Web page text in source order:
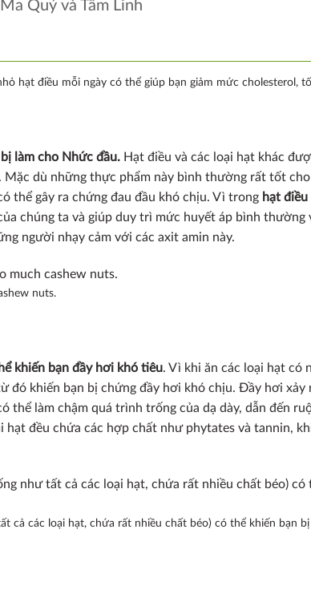
Quỷ và Tâm Linh
hạt điều mỗi ngày có thể giúp bạn giảm mức cholesterol,
làm cho Nhức đầu. Hạt điều và các loại hạt khác
dù những thực phẩm này bình thường rất tốt cho
thể gây ra chứng đau đầu khó chịu. Vì trong hạt
chúng ta và giúp duy trì mức huyết áp bình thường
người nhạy cảm với các axit amin này.
nuts.
khiến bạn đầy hơi khó tiêu. Vì khi ăn các loại hạt có
đó khiến bạn bị chứng đầy hơi khó chịu. Đầy hơi xảy
thể làm chậm quá trình trống của dạ dày, dẫn đến
đều chứa các hợp chất như phytates và tannin,
cả các loại hạt, chứa rất nhiều chất béo) có thể khiến bạn